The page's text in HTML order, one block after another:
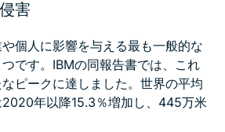
害
個人に影響を与える最も一般的な
です。IBMの同報告書では、これ
ピークに達しました。世界の平均
年以降15.3％増加し、445万米